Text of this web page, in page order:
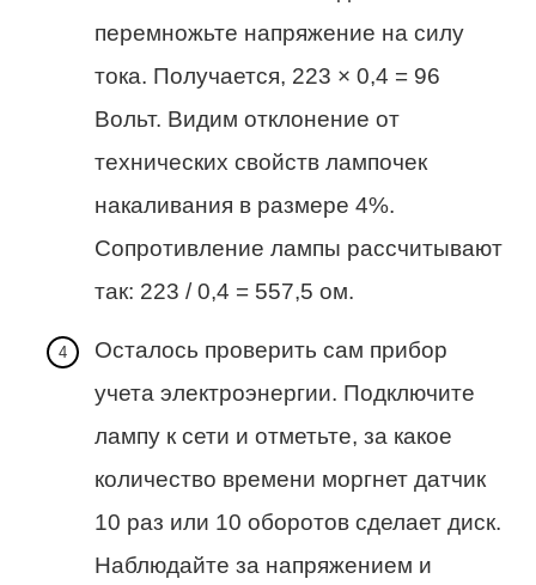
перемножьте напряжение на силу
тока. Получается, 223 × 0,4 = 96
Вольт. Видим отклонение от
технических свойств лампочек
накаливания в размере 4%.
Сопротивление лампы рассчитывают
так: 223 / 0,4 = 557,5 ом.
Осталось проверить сам прибор
учета электроэнергии. Подключите
лампу к сети и отметьте, за какое
количество времени моргнет датчик
10 раз или 10 оборотов сделает диск.
Наблюдайте за напряжением и